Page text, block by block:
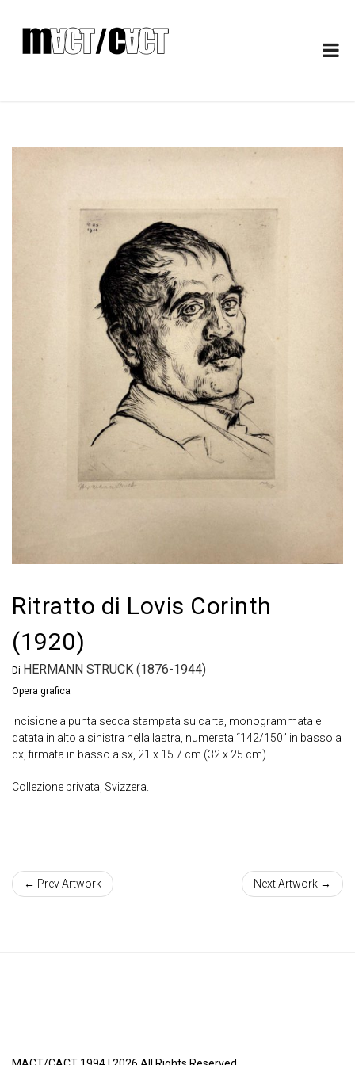
Ritratto di Lovis Corinth
(1920)
Di HERMANN STRUCK (1876-1944)
Opera grafica
Incisione a punta secca stampata su carta, monogrammata e
datata in alto a sinistra nella lastra, numerata “142/150” in basso a
dx, firmata in basso a sx, 21 x 15.7 cm (32 x 25 cm).
Collezione privata, Svizzera.
← Prev Artwork Next Artwork →